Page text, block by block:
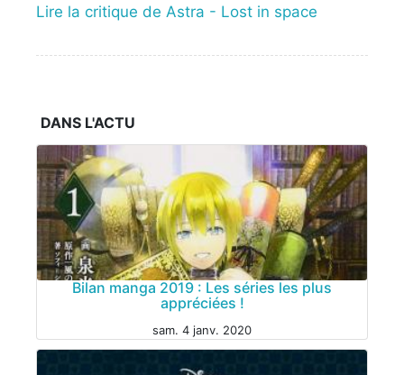
Lire la critique de Astra - Lost in space
DANS L'ACTU
Bilan manga 2019 : Les séries les plus
appréciées !
sam. 4 janv. 2020